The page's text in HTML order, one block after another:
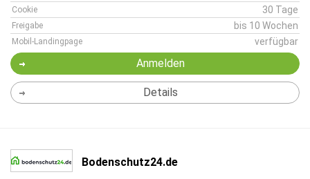
Cookie 30 Tage
Freigabe bis 10 Wochen
Mobil-Landingpage verfügbar
Anmelden
Details
Bodenschutz24.de